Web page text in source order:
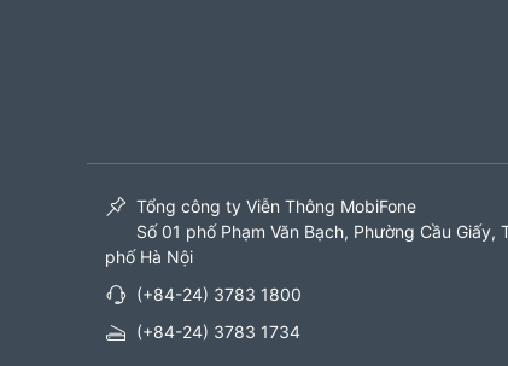
Tổng công ty Viễn Thông MobiFone
Số 01 phố Phạm Văn Bạch, Phường Cầu Giấy,
phố Hà Nội
(+84-24) 3783 1800
(+84-24) 3783 1734